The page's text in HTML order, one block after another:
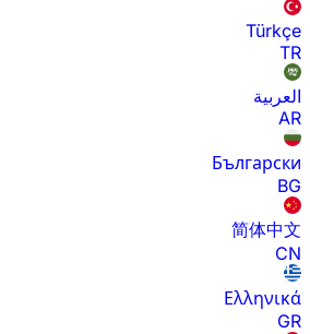
Türkçe
TR
العربية
AR
Български
BG
简体中文
CN
Ελληνικά
GR